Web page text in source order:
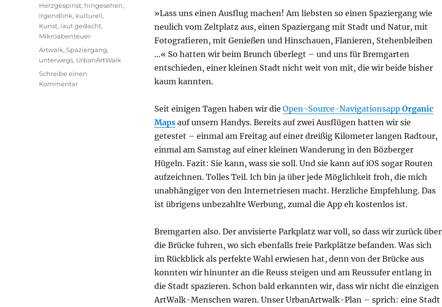
»Lass uns einen Ausflug machen! Am liebsten so einen Spaziergang wie
neulich vom Zeltplatz aus, einen Spaziergang mit Stadt und Natur, mit
Fotografieren, mit Genießen und Hinschauen, Flanieren, Stehenbleiben
…« So hatten wir beim Brunch überlegt – und uns für Bremgarten
entschieden, einer kleinen Stadt nicht weit von mit, die wir beide bisher
kaum kannten.
Seit einigen Tagen haben wir die Open-Source-Navigationsapp Organic
Mapsauf unsern Handys. Bereits auf zwei Ausflügen hatten wir sie
getestet – einmal am Freitag auf einer dreißig Kilometer langen Radtour,
einmal am Samstag auf einer kleinen Wanderung in den Bözberger
Hügeln. Fazit: Sie kann, wass sie soll. Und sie kann auf iOS sogar Routen
aufzeichnen. Tolles Teil. Ich bin ja über jede Möglichkeit froh, die mich
unabhängiger von den Internetriesen macht. Herzliche Empfehlung. Das
ist übrigens unbezahlte Werbung, zumal die App eh kostenlos ist.
Bremgarten also. Der anvisierte Parkplatz war voll, so dass wir zurück über
die Brücke fuhren, wo sich ebenfalls freie Parkplätze befanden. Was sich
im Rückblick als perfekte Wahl erwiesen hat, denn von der Brücke aus
konnten wir hinunter an die Reuss steigen und am Reussufer entlang in
die Stadt spazieren. Schon bald erkannten wir, dass wir nicht die einzigen
ArtWalk-Menschen waren. Unser UrbanArtwalk-Plan – sprich: eine Stadt
Herzgespinst, hingesehen,
Irgendlink, kulturell,
Kunst, laut gedacht,
Mikroabenteuer
Schlagwörter
Artwalk,Spaziergang,
unterwegs, UrbanArtWalk
Schreibe einen
Kommentarzu